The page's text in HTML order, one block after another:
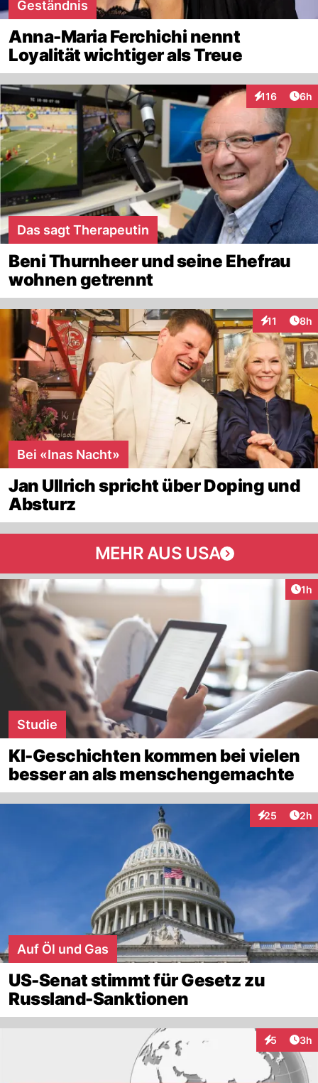
Geständnis
Anna-Maria Ferchichi nennt
Loyalität wichtiger als Treue
116
Interaktionen
6h
Das sagt Therapeutin
Beni Thurnheer und seine Ehefrau
wohnen getrennt
11 8h
Bei «Inas Nacht»
Jan Ullrich spricht über Doping und
Absturz
MEHR AUS USA
1h
Studie
KI-Geschichten kommen bei vielen
besser an als menschengemachte
25
Interaktionen
2h
Auf Öl und Gas
US-Senat stimmt für Gesetz zu
Russland-Sanktionen
5 3h